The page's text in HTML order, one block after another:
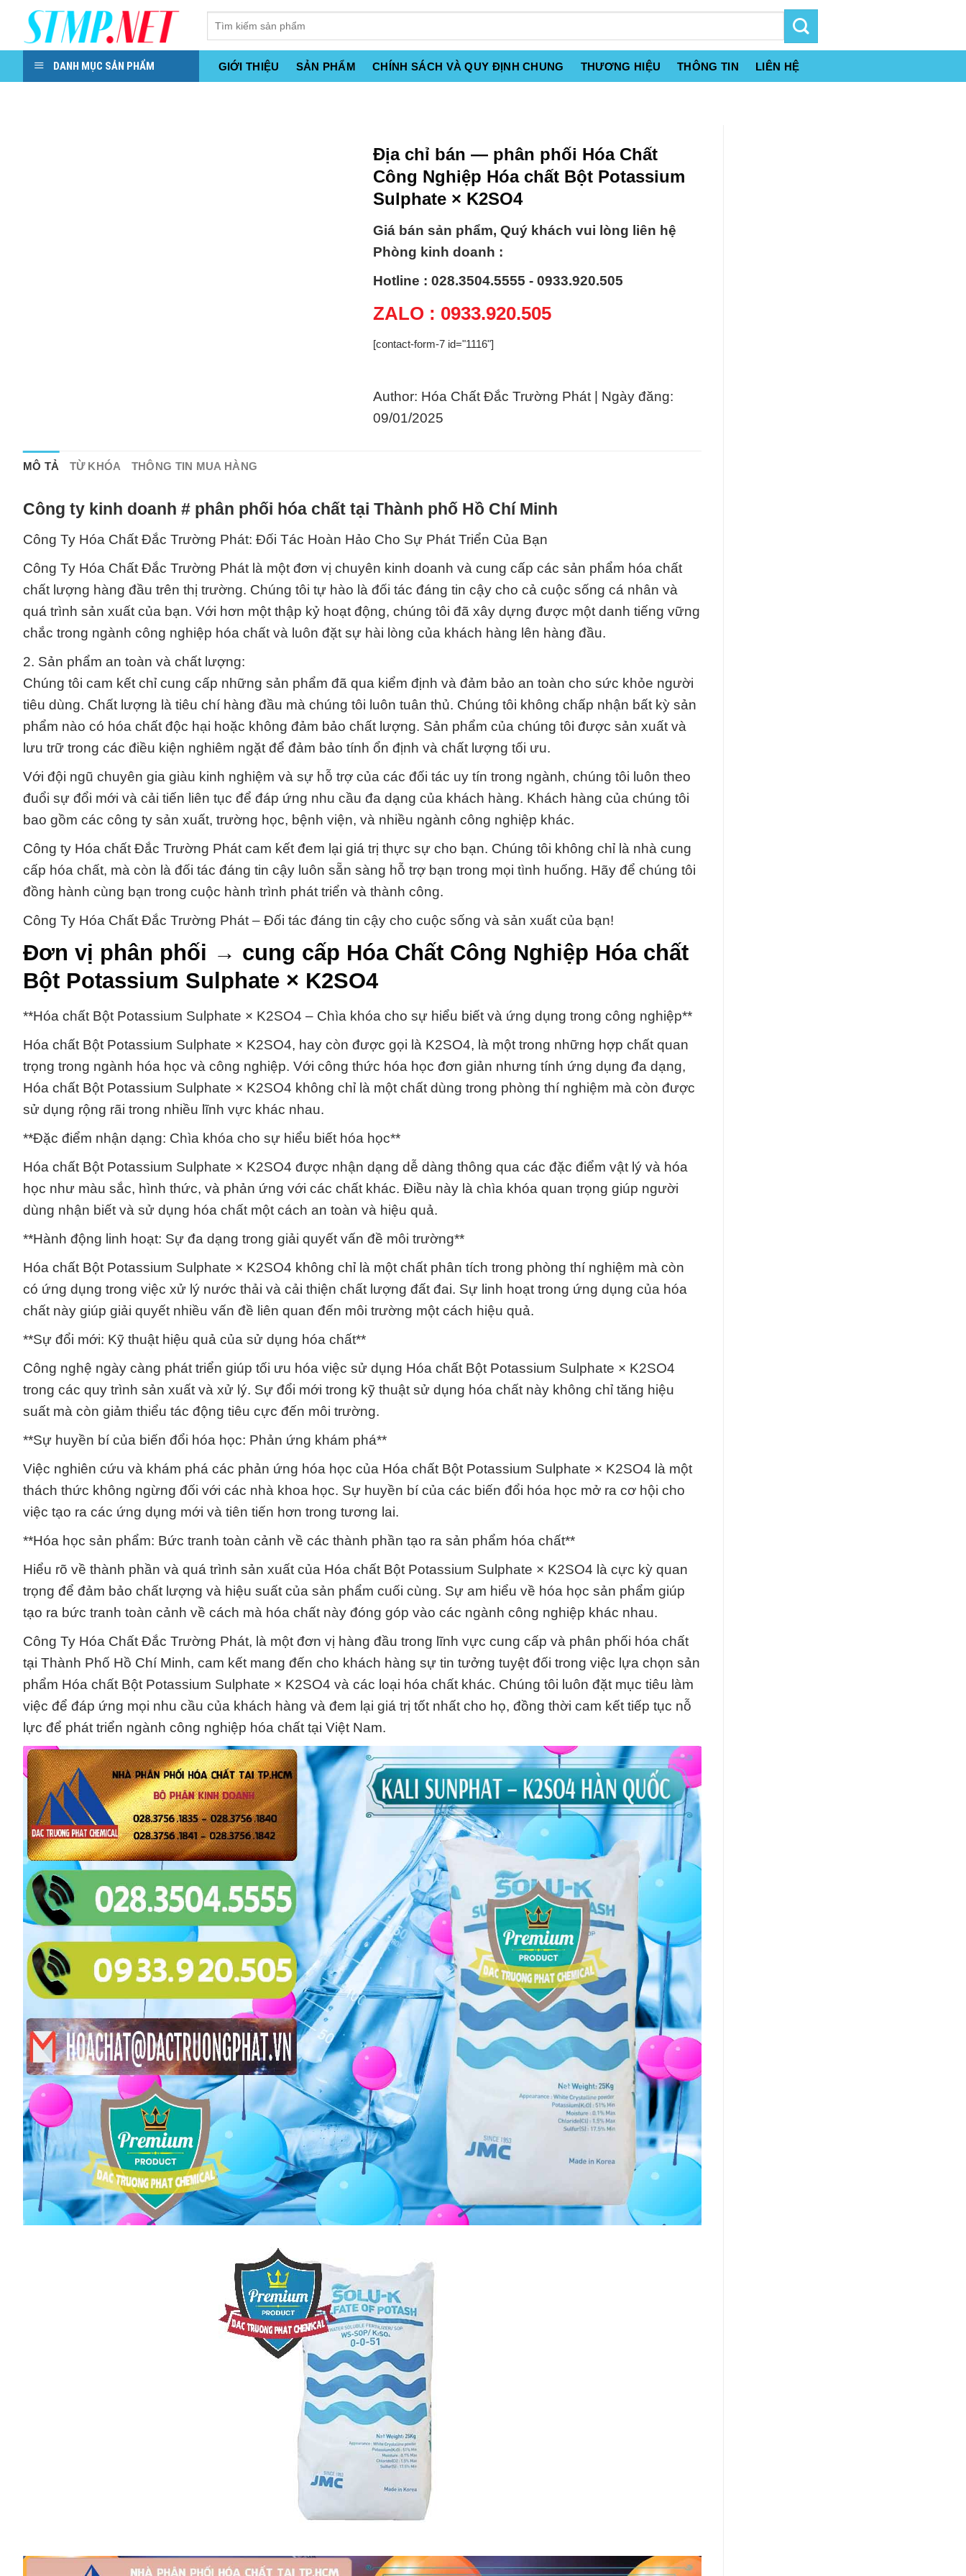
content
DANH MỤC SẢN PHẨM GIỚI THIỆU SẢN PHẨM CHÍNH SÁCH VÀ QUY ĐỊNH CHUNG THƯƠNG HIỆU THÔNG TIN LIÊN HỆ
Địa chỉ bán — phân phối Hóa Chất
Công Nghiệp Hóa chất Bột Potassium
Sulphate × K2SO4
Giá bán sản phẩm, Quý khách vui lòng liên hệ
Phòng kinh doanh :
Hotline : 028.3504.5555 - 0933.920.505
ZALO : 0933.920.505
[contact-form-7 id="1116"]
Author: Hóa Chất Đắc Trường Phát | Ngày đăng:
09/01/2025
MÔ TẢ TỪ KHÓA THÔNG TIN MUA HÀNG
Công ty kinh doanh # phân phối hóa chất tại Thành phố Hồ Chí Minh
Công Ty Hóa Chất Đắc Trường Phát: Đối Tác Hoàn Hảo Cho Sự Phát Triển Của Bạn
Công Ty Hóa Chất Đắc Trường Phát là một đơn vị chuyên kinh doanh và cung cấp các sản phẩm hóa chất
chất lượng hàng đầu trên thị trường. Chúng tôi tự hào là đối tác đáng tin cậy cho cả cuộc sống cá nhân và
quá trình sản xuất của bạn. Với hơn một thập kỷ hoạt động, chúng tôi đã xây dựng được một danh tiếng vững
chắc trong ngành công nghiệp hóa chất và luôn đặt sự hài lòng của khách hàng lên hàng đầu.
2. Sản phẩm an toàn và chất lượng:
Chúng tôi cam kết chỉ cung cấp những sản phẩm đã qua kiểm định và đảm bảo an toàn cho sức khỏe người
tiêu dùng. Chất lượng là tiêu chí hàng đầu mà chúng tôi luôn tuân thủ. Chúng tôi không chấp nhận bất kỳ sản
phẩm nào có hóa chất độc hại hoặc không đảm bảo chất lượng. Sản phẩm của chúng tôi được sản xuất và
lưu trữ trong các điều kiện nghiêm ngặt để đảm bảo tính ổn định và chất lượng tối ưu.
Với đội ngũ chuyên gia giàu kinh nghiệm và sự hỗ trợ của các đối tác uy tín trong ngành, chúng tôi luôn theo
đuổi sự đổi mới và cải tiến liên tục để đáp ứng nhu cầu đa dạng của khách hàng. Khách hàng của chúng tôi
bao gồm các công ty sản xuất, trường học, bệnh viện, và nhiều ngành công nghiệp khác.
Công ty Hóa chất Đắc Trường Phát cam kết đem lại giá trị thực sự cho bạn. Chúng tôi không chỉ là nhà cung
cấp hóa chất, mà còn là đối tác đáng tin cậy luôn sẵn sàng hỗ trợ bạn trong mọi tình huống. Hãy để chúng tôi
đồng hành cùng bạn trong cuộc hành trình phát triển và thành công.
Công Ty Hóa Chất Đắc Trường Phát – Đối tác đáng tin cậy cho cuộc sống và sản xuất của bạn!
Đơn vị phân phối → cung cấp Hóa Chất Công Nghiệp Hóa chất
Bột Potassium Sulphate × K2SO4
**Hóa chất Bột Potassium Sulphate × K2SO4 – Chìa khóa cho sự hiểu biết và ứng dụng trong công nghiệp**
Hóa chất Bột Potassium Sulphate × K2SO4, hay còn được gọi là K2SO4, là một trong những hợp chất quan
trọng trong ngành hóa học và công nghiệp. Với công thức hóa học đơn giản nhưng tính ứng dụng đa dạng,
Hóa chất Bột Potassium Sulphate × K2SO4 không chỉ là một chất dùng trong phòng thí nghiệm mà còn được
sử dụng rộng rãi trong nhiều lĩnh vực khác nhau.
**Đặc điểm nhận dạng: Chìa khóa cho sự hiểu biết hóa học**
Hóa chất Bột Potassium Sulphate × K2SO4 được nhận dạng dễ dàng thông qua các đặc điểm vật lý và hóa
học như màu sắc, hình thức, và phản ứng với các chất khác. Điều này là chìa khóa quan trọng giúp người
dùng nhận biết và sử dụng hóa chất một cách an toàn và hiệu quả.
**Hành động linh hoạt: Sự đa dạng trong giải quyết vấn đề môi trường**
Hóa chất Bột Potassium Sulphate × K2SO4 không chỉ là một chất phân tích trong phòng thí nghiệm mà còn
có ứng dụng trong việc xử lý nước thải và cải thiện chất lượng đất đai. Sự linh hoạt trong ứng dụng của hóa
chất này giúp giải quyết nhiều vấn đề liên quan đến môi trường một cách hiệu quả.
**Sự đổi mới: Kỹ thuật hiệu quả của sử dụng hóa chất**
Công nghệ ngày càng phát triển giúp tối ưu hóa việc sử dụng Hóa chất Bột Potassium Sulphate × K2SO4
trong các quy trình sản xuất và xử lý. Sự đổi mới trong kỹ thuật sử dụng hóa chất này không chỉ tăng hiệu
suất mà còn giảm thiểu tác động tiêu cực đến môi trường.
**Sự huyền bí của biến đổi hóa học: Phản ứng khám phá**
Việc nghiên cứu và khám phá các phản ứng hóa học của Hóa chất Bột Potassium Sulphate × K2SO4 là một
thách thức không ngừng đối với các nhà khoa học. Sự huyền bí của các biến đổi hóa học mở ra cơ hội cho
việc tạo ra các ứng dụng mới và tiên tiến hơn trong tương lai.
**Hóa học sản phẩm: Bức tranh toàn cảnh về các thành phần tạo ra sản phẩm hóa chất**
Hiểu rõ về thành phần và quá trình sản xuất của Hóa chất Bột Potassium Sulphate × K2SO4 là cực kỳ quan
trọng để đảm bảo chất lượng và hiệu suất của sản phẩm cuối cùng. Sự am hiểu về hóa học sản phẩm giúp
tạo ra bức tranh toàn cảnh về cách mà hóa chất này đóng góp vào các ngành công nghiệp khác nhau.
Công Ty Hóa Chất Đắc Trường Phát, là một đơn vị hàng đầu trong lĩnh vực cung cấp và phân phối hóa chất
tại Thành Phố Hồ Chí Minh, cam kết mang đến cho khách hàng sự tin tưởng tuyệt đối trong việc lựa chọn sản
phẩm Hóa chất Bột Potassium Sulphate × K2SO4 và các loại hóa chất khác. Chúng tôi luôn đặt mục tiêu làm
việc để đáp ứng mọi nhu cầu của khách hàng và đem lại giá trị tốt nhất cho họ, đồng thời cam kết tiếp tục nỗ
lực để phát triển ngành công nghiệp hóa chất tại Việt Nam.